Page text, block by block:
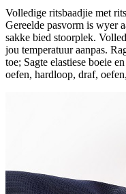
Volledige ritsbaadjie met
Gereelde pasvorm is wyer
sakke bied stoorplek.
jou temperatuur aanpas.
toe; Sagte elastiese boeie
oefen, hardloop, draf,